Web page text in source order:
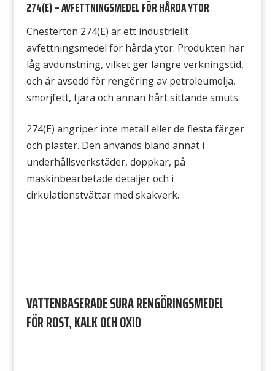
274(E) – AVFETTNINGSMEDEL FÖR HÅRDA YTOR
Chesterton 274(E) är ett industriellt
avfettningsmedel för hårda ytor. Produkten har
låg avdunstning, vilket ger längre verkningstid,
och är avsedd för rengöring av petroleumolja,
smörjfett, tjära och annan hårt sittande smuts.
274(E) angriper inte metall eller de flesta färger
och plaster. Den används bland annat i
underhållsverkstäder, doppkar, på
maskinbearbetade detaljer och i
cirkulationstvättar med skakverk.
VATTENBASERADE SURA RENGÖRINGSMEDEL
FÖR ROST, KALK OCH OXID